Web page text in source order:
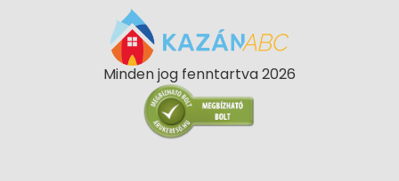
Minden jog fenntartva 2026